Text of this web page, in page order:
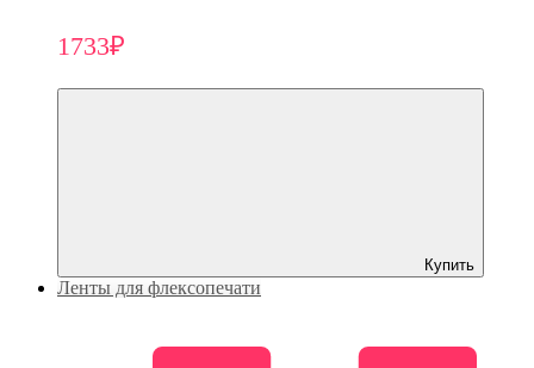
1733₽
Купить
Ленты для флексопечати